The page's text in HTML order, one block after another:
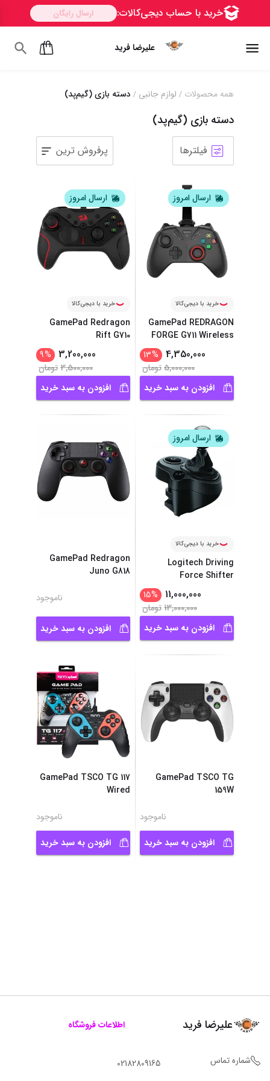
علیرضا فرید
همه محصولات / لوازم جانبی / دسته بازی (گیم‌پد)
دسته بازی (گیم‌پد)
فیلترها پرفروش ترین
ارسال امروز
خرید با دیجی‌کالا
GamePad REDRAGON
FORGE G711 Wireless
4,350,000
%
13
5,000,000تومان
افزودن به سبد خرید
ارسال امروز
خرید با دیجی‌کالا
GamePad Redragon
Rift G710
3,200,000
%
9
3,500,000تومان
افزودن به سبد خرید
ارسال امروز
خرید با دیجی‌کالا
Logitech Driving
Force Shifter
11,000,000
%
15
13,000,000تومان
افزودن به سبد خرید
GamePad Redragon
Juno G818
ناموجود
افزودن به سبد خرید
GamePad TSCO TG
159W
ناموجود
افزودن به سبد خرید
GamePad TSCO TG 117
Wired
ناموجود
افزودن به سبد خرید
علیرضا فرید اطلاعات فروشگاه
شماره تماس 02182809165